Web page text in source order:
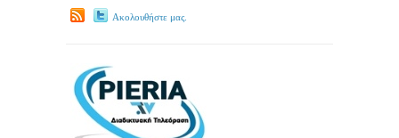
Ακολουθήστε μας.